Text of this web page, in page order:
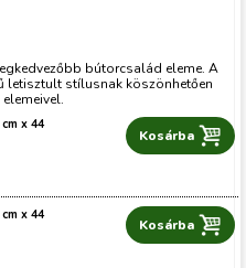
bútorcsalád eleme. A
letisztult stílusnak köszönhetően
x 44
í
x 44